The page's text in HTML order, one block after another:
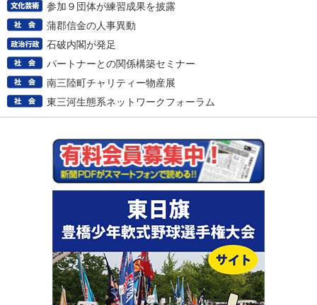
参加９団体が練習成果を披露
蒲郡信金の人事異動
石破内閣が発足
パートナーとの関係構築セミナー
南三陸町チャリティー物産展
東三河生態系ネットワークフォーラム